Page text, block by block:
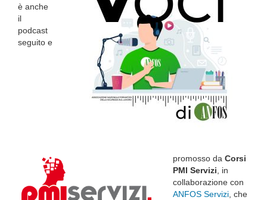
è anche
il
podcast
seguito e
promosso da Corsi
PMI Servizi , in
collaborazione con
ANFOS Servizi , che